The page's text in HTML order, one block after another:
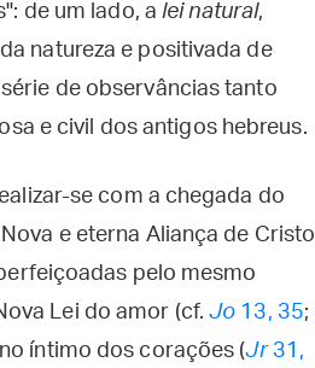
de um lado, alei natural,
natureza e positivada de
de observâncias tanto
e civil dos antigos hebreus.
se com a chegada do
e eterna Aliança de Cristo
pelo mesmo
Lei do amor (cf. Jo 13, 35;
íntimo dos corações (Jr31,